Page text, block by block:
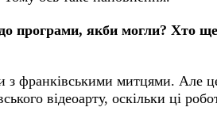
програми, якби могли? Хто
франківськими митцями. Але
відеоарту, оскільки ці